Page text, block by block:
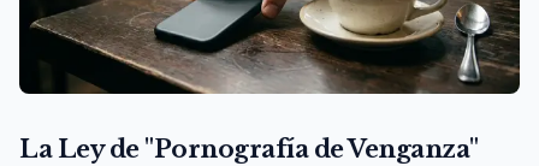
La Ley de "Pornografía de Venganza"